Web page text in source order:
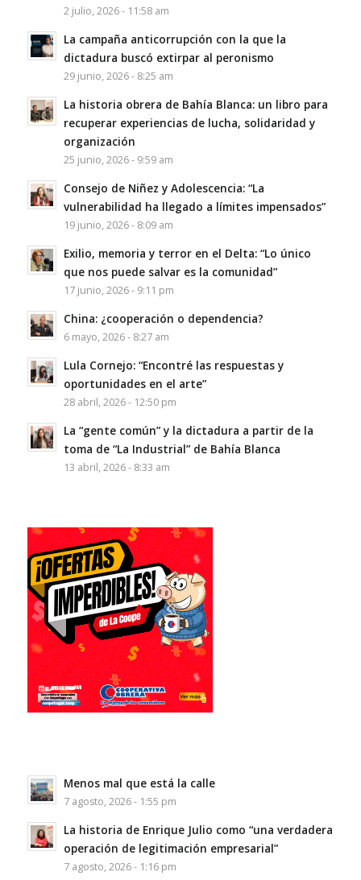
2 julio, 2026 - 11:58 am
La campaña anticorrupción con la que la
dictadura buscó extirpar al peronismo
29 junio, 2026 - 8:25 am
La historia obrera de Bahía Blanca: un libro para
recuperar experiencias de lucha, solidaridad y
organización
25 junio, 2026 - 9:59 am
Consejo de Niñez y Adolescencia: “La
vulnerabilidad ha llegado a límites impensados”
19 junio, 2026 - 8:09 am
Exilio, memoria y terror en el Delta: “Lo único
que nos puede salvar es la comunidad”
17 junio, 2026 - 9:11 pm
China: ¿cooperación o dependencia?
6 mayo, 2026 - 8:27 am
Lula Cornejo: “Encontré las respuestas y
oportunidades en el arte”
28 abril, 2026 - 12:50 pm
La “gente común” y la dictadura a partir de la
toma de “La Industrial” de Bahía Blanca
13 abril, 2026 - 8:33 am
Menos mal que está la calle
7 agosto, 2026 - 1:55 pm
La historia de Enrique Julio como “una verdadera
operación de legitimación empresarial”
7 agosto, 2026 - 1:16 pm